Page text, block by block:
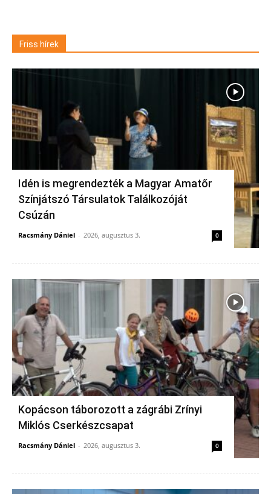
Friss hírek
Idén is megrendezték a Magyar Amatőr
Színjátszó Társulatok Találkozóját
Csúzán
Racsmány Dániel - 2026, augusztus 3. 0
Kopácson táborozott a zágrábi Zrínyi
Miklós Cserkészcsapat
Racsmány Dániel - 2026, augusztus 3. 0